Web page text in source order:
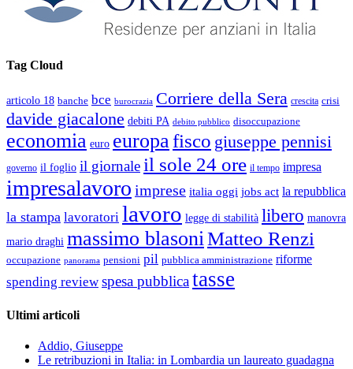
Tag Cloud
articolo 18 banche bce burocrazia Corriere della Sera crescita crisi
davide giacalone debiti PA debito pubblico disoccupazione
economia euro europafisco giuseppe pennisi
governo il foglio il giornale il sole 24 ore il tempo impresa
impresalavoro imprese italia oggi jobs act la repubblica
la stampa lavoratori lavoro legge di stabilità libero manovra
mario draghi massimo blasoniMatteo Renzi
occupazione panorama pensioni pil pubblica amministrazione riforme
spending review spesa pubblicatasse
Ultimi articoli
Addio, Giuseppe
Le retribuzioni in Italia: in Lombardia un laureato guadagna